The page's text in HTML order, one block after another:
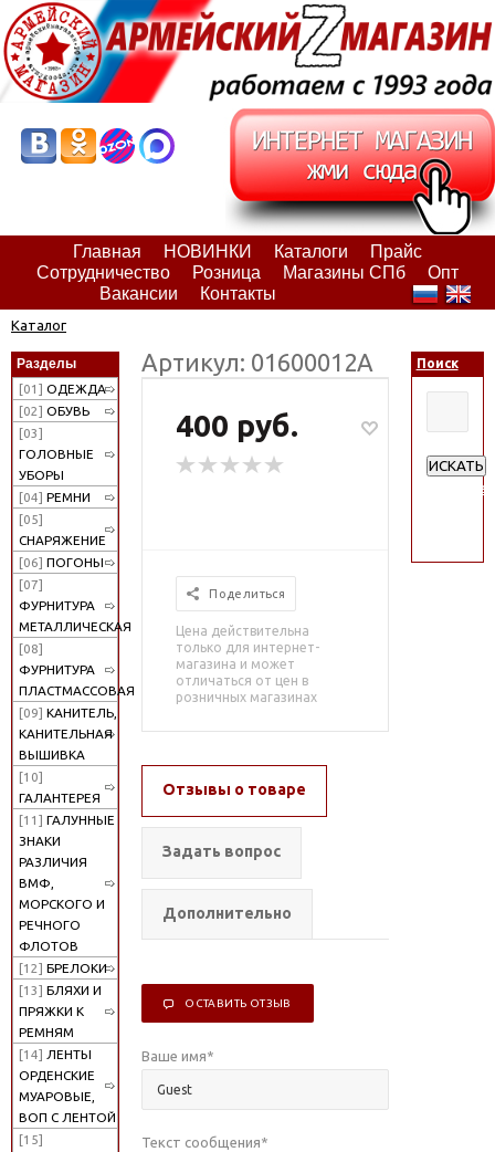
Главная НОВИНКИ Каталоги
Прайс
Сотрудничество
Розница Магазины СПб
Опт
Вакансии
Контакты
Каталог
Разделы
[01] ОДЕЖДА
[02] ОБУВЬ
[03]
ГОЛОВНЫЕ
УБОРЫ
[04] РЕМНИ
[05]
СНАРЯЖЕНИЕ
[06] ПОГОНЫ
[07]
ФУРНИТУРА
МЕТАЛЛИЧЕСКАЯ
[08]
ФУРНИТУРА
ПЛАСТМАССОВАЯ
[09] КАНИТЕЛЬ,
КАНИТЕЛЬНАЯ
ВЫШИВКА
[10]
ГАЛАНТЕРЕЯ
[11] ГАЛУННЫЕ
ЗНАКИ
РАЗЛИЧИЯ
ВМФ,
МОРСКОГО И
РЕЧНОГО
ФЛОТОВ
[12] БРЕЛОКИ
[13] БЛЯХИ И
ПРЯЖКИ К
РЕМНЯМ
[14] ЛЕНТЫ
ОРДЕНСКИЕ
МУАРОВЫЕ,
ВОП С ЛЕНТОЙ
[15]
Артикул: 01600012А
400 руб.
Поделиться
Цена действительна
только для интернет-
магазина и может
отличаться от цен в
розничных магазинах
Отзывы о товаре
Задать вопрос
Дополнительно
ОСТАВИТЬ ОТЗЫВ
Ваше имя*
Текст сообщения*
Поиск
ИСКАТЬ